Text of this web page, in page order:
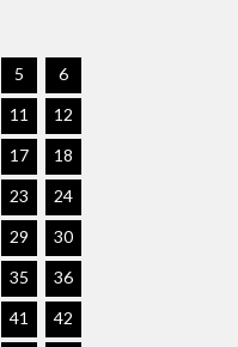
5
6
11
12
17
18
23
24
29
30
35
36
41
42